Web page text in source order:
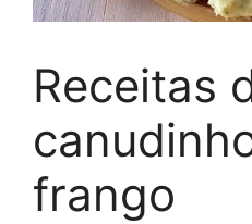
Receitas
frango